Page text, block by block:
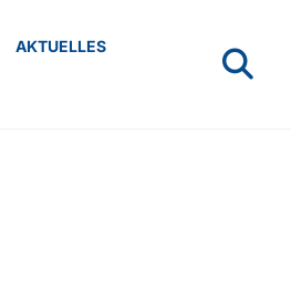
AKTUELLES